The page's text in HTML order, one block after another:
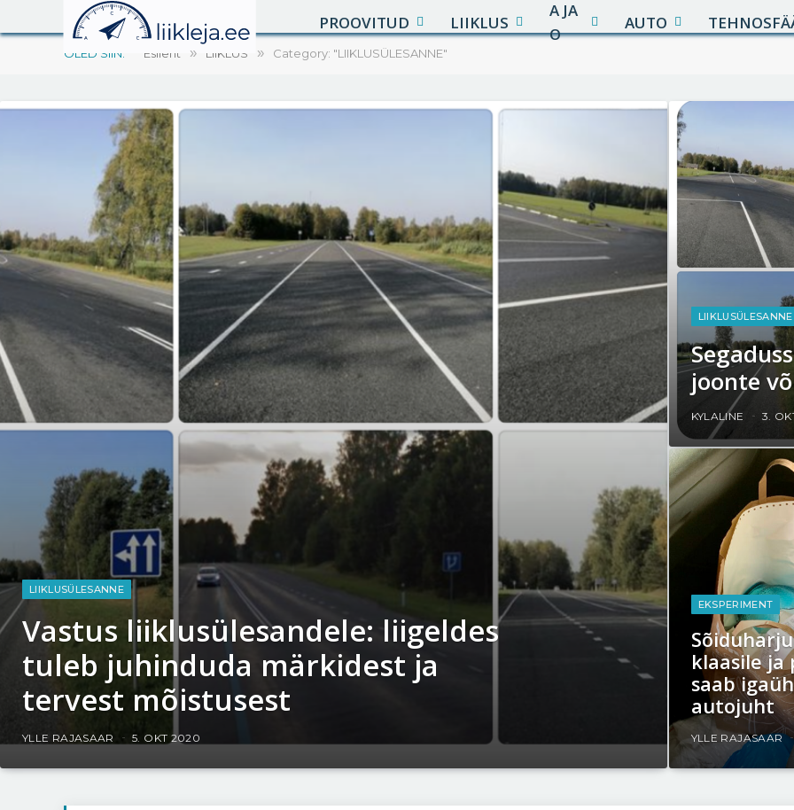
PROOVITUD LIIKLUS
A JA
O
AUTO
OLED SIIN: Esileht » LIIKLUS » Category: "LIIKLUSÜLESANNE"
LIIKLUSÜLESANNE
Vastus liiklusülesandele: liigeldes
tuleb juhinduda märkidest ja
tervest mõistusest
YLLE RAJASAAR 5. OKT 2020
LIIKLUSÜLESANNE
joonte
KYLALINE 3.
EKSPERIMENT
klaasile ja
saab
autojuht
YLLE RAJASAAR